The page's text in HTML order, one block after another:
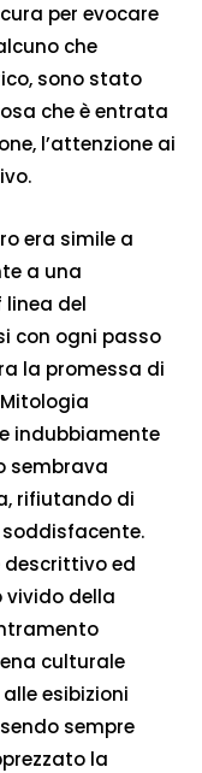
per evocare
che
sono stato
che è entrata
l’attenzione ai
era simile a
a una
del
con ogni passo
la promessa di
indubbiamente
sembrava
rifiutando di
descrittivo ed
vivido della
culturale
esibizioni
sempre
la